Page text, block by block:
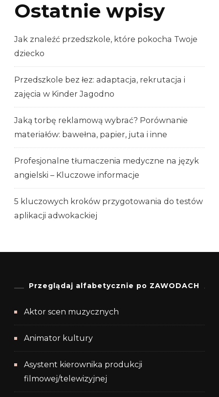
Ostatnie wpisy
Jak znaleźć przedszkole, które pokocha Twoje
dziecko
Przedszkole bez łez: adaptacja, rekrutacja i
zajęcia w Kinder Jagodno
Jaką torbę reklamową wybrać? Porównanie
materiałów: bawełna, papier, juta i inne
Profesjonalne tłumaczenia medyczne na język
angielski – Kluczowe informacje
5 kluczowych kroków przygotowania do testów
aplikacji adwokackiej
Przeglądaj alfabetycznie po ZAWODACH
Aktor scen muzycznych
Animator kultury
Asystent kierownika produkcji
filmowej/telewizyjnej